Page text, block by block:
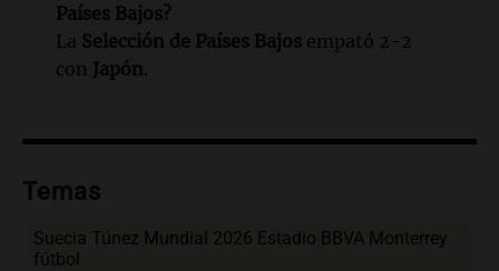
Países Bajos?
La Selección de Países Bajos empató 2-2
con Japón.
Temas
Suecia Túnez Mundial 2026 Estadio BBVA Monterrey
fútbol